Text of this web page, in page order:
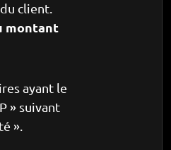
client.
montant
ayant le
» suivant
».